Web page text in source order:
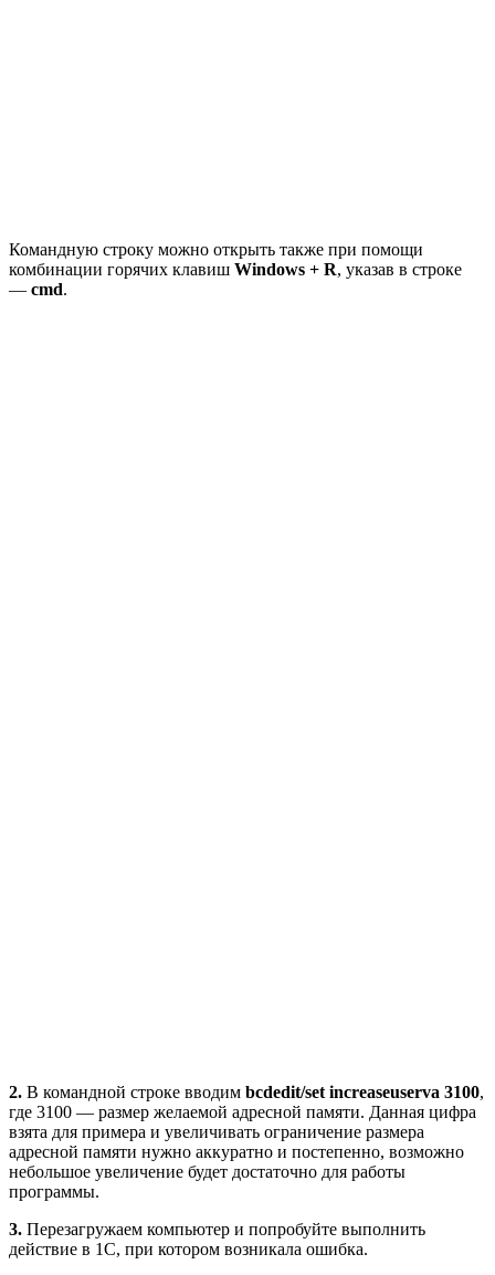
Командную строку можно открыть также при помощи
комбинации горячих клавиш Windows + R, указав в строке
— cmd.
2. В командной строке вводим bcdedit/set increaseuserva 3100,
где 3100 — размер желаемой адресной памяти. Данная цифра
взята для примера и увеличивать ограничение размера
адресной памяти нужно аккуратно и постепенно, возможно
небольшое увеличение будет достаточно для работы
программы.
3. Перезагружаем компьютер и попробуйте выполнить
действие в 1С, при котором возникала ошибка.